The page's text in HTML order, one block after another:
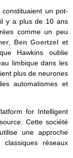
un pot-
y a plus de 10 ans
comme un peu
, Ben Goertzel et
Hawkins oublie
limbique dans les
plus de neurones
automatismes et
for Intelligent
Cette société
une approche
réseaux